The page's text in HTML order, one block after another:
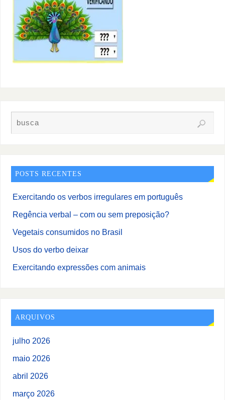
POSTS RECENTES
Exercitando os verbos irregulares em português
Regência verbal – com ou sem preposição?
Vegetais consumidos no Brasil
Usos do verbo deixar
Exercitando expressões com animais
ARQUIVOS
julho 2026
maio 2026
abril 2026
março 2026